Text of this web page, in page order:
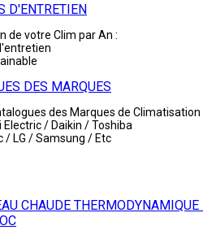
D'ENTRETIEN
de votre Clim par An :
DES MARQUES
des Marques de Climatisation
Electric / Daikin / Toshiba
/ LG / Samsung / Etc
CHAUDE THERMODYNAMIQUE